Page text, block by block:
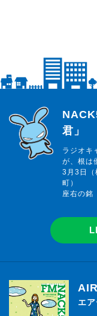
らじっと君
君」
ラジオキ
が、根は
3月3日（
町）
座右の銘
エ